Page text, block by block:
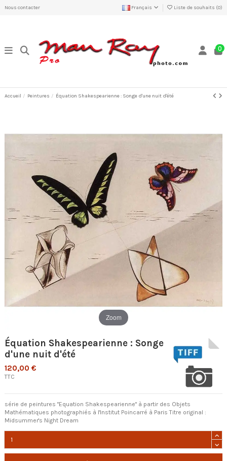
Nous contacter Français Liste de souhaits (0)
0
Accueil Peintures Équation Shakespearienne : Songe d'une nuit d'été
Zoom
Équation Shakespearienne : Songe
d'une nuit d'été
120,00 €
TTC
série de peintures "Equation Shakespearienne" à partir des Objets
Mathématiques photographiés à l'Institut Poincarré à Paris Titre original :
Midsummer's Night Dream